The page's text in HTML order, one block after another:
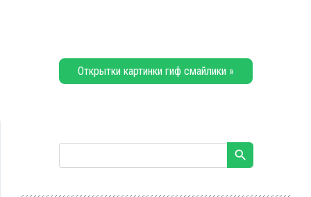
Открытки картинки гиф смайлики »